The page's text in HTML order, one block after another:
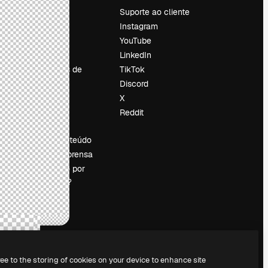
Preços
Sobre nós
Reviews
Emprego
Tendências de
pesquisa
Blog
Eventos
Slidesgo
Vender conteúdo
Sala de imprensa
Procurando por
magnific.ai?
Suporte ao cliente
Instagram
YouTube
LinkedIn
TikTok
Discord
X
Reddit
to the storing of cookies on your device to enhance site